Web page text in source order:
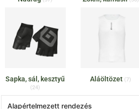
Sapka, sál, kesztyű
(24)
Aláöltözet (7)